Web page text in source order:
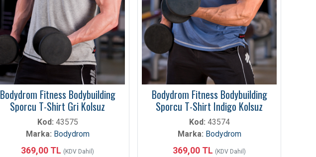
Bodydrom Fitness Bodybuilding
Sporcu T-Shirt Gri Kolsuz
Kod: 43575
Marka: Bodydrom
369,00 TL (KDV Dahil)
Bodydrom Fitness Bodybuilding
Sporcu T-Shirt Indigo Kolsuz
Kod: 43574
Marka: Bodydrom
369,00 TL (KDV Dahil)